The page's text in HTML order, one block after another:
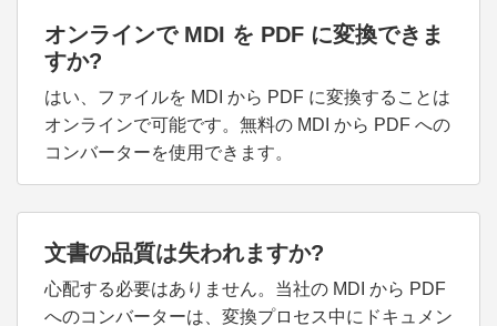
オンラインで MDI を PDF に変換できま
すか?
はい、ファイルを MDI から PDF に変換することは
オンラインで可能です。無料の MDI から PDF への
コンバーターを使用できます。
文書の品質は失われますか?
心配する必要はありません。当社の MDI から PDF
へのコンバーターは、変換プロセス中にドキュメン